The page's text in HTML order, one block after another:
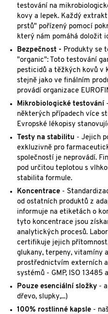
testování na
kovy a lepek. Každý
prstů" pořízený pomocí
který nám pomáhá doložit
Bezpečnost - Produkty se
"organic": Toto testování
pesticidů a těžkých kovů v
stejně jako ve finálním
provádí organizace
Mikrobiologické testování
některých případech více
Evropské lékopisy
Testy na stabilitu - Jejich
exkluzivně pro
společností je neprovádí.
pod určitou teplotou s
stabilita formule.
Koncentrace -
od ostatních produktů z
informuje na etiketách o
tyto koncentrace jsou
analytických procesů.
certifikuje jejich
glukany, terpeny, vitamíny
prostřednictvím externích
systémů - GMP, ISO 13485
Pouze esenciální složky -
dřevo, slupky,...)
100% rostlinné kapsle -